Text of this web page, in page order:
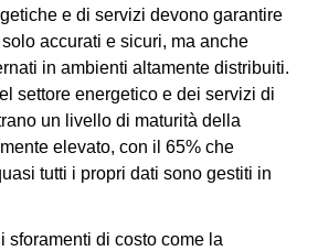
e di servizi devono garantire
accurati e sicuri, ma anche
in ambienti altamente distribuiti.
settore energetico e dei servizi di
un livello di maturità della
elevato, con il 65% che
tutti i propri dati sono gestiti in
sforamenti di costo come la